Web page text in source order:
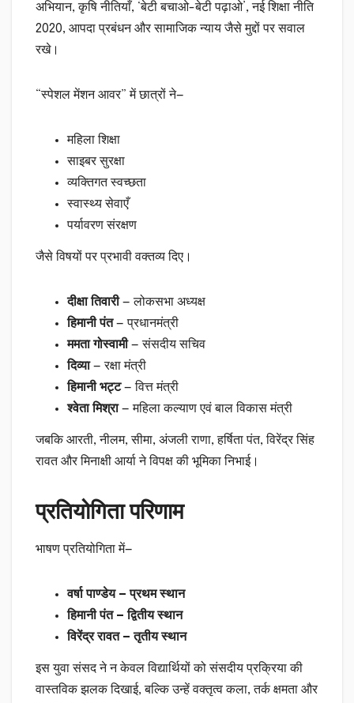
अभियान, कृषि नीतियाँ, ‘बेटी बचाओ-बेटी पढ़ाओ’, नई शिक्षा नीति
2020, आपदा प्रबंधन और सामाजिक न्याय जैसे मुद्दों पर सवाल
रखे।
“स्पेशल मेंशन आवर” में छात्रों ने—
महिला शिक्षा
साइबर सुरक्षा
व्यक्तिगत स्वच्छता
स्वास्थ्य सेवाएँ
पर्यावरण संरक्षण
जैसे विषयों पर प्रभावी वक्तव्य दिए।
दीक्षा तिवारी— लोकसभा अध्यक्ष
हिमानी पंत— प्रधानमंत्री
ममता गोस्वामी— संसदीय सचिव
दिव्या— रक्षा मंत्री
हिमानी भट्ट— वित्त मंत्री
श्वेता मिश्रा— महिला कल्याण एवं बाल विकास मंत्री
जबकि आरती, नीलम, सीमा, अंजली राणा, हर्षिता पंत, विरेंद्र सिंह
रावत और मिनाक्षी आर्या ने विपक्ष की भूमिका निभाई।
प्रतियोगिता परिणाम
भाषण प्रतियोगिता में—
वर्षा पाण्डेय — प्रथम स्थान
हिमानी पंत — द्वितीय स्थान
विरेंद्र रावत — तृतीय स्थान
इस युवा संसद ने न केवल विद्यार्थियों को संसदीय प्रक्रिया की
वास्तविक झलक दिखाई, बल्कि उन्हें वक्तृत्व कला, तर्क क्षमता और